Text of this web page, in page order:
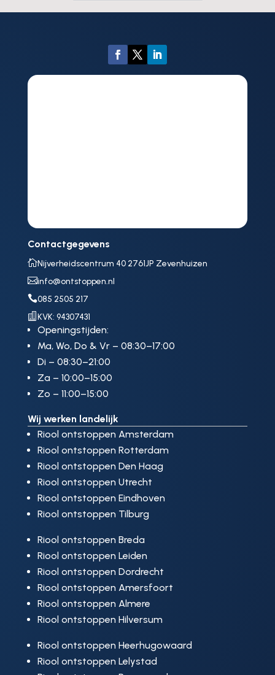
Contactgegevens
Nijverheidscentrum 40 2761JP Zevenhuizen
info@ontstoppen.nl
085 2505 217
 KVK: 94307431
Openingstijden:
Ma, Wo, Do & Vr – 08:30–17:00
Di – 08:30–21:00
Za – 10:00–15:00
Zo – 11:00–15:00
Wij werken landelijk
Riool ontstoppen Amsterdam
Riool ontstoppen Rotterdam
Riool ontstoppen Den Haag
Riool ontstoppen Utrecht
Riool ontstoppen Eindhoven
Riool ontstoppen Tilburg
Riool ontstoppen Breda
Riool ontstoppen Leiden
Riool ontstoppen Dordrecht
Riool ontstoppen Amersfoort
Riool ontstoppen Almere
Riool ontstoppen Hilversum
Riool ontstoppen Heerhugowaard
Riool ontstoppen Lelystad